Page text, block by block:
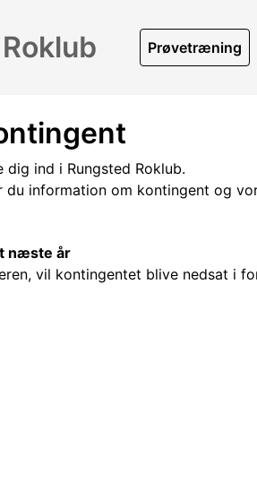
Prøvetræning
ind i Rungsted Roklub.
du information om kontingent og
næste år
vil kontingentet blive nedsat i